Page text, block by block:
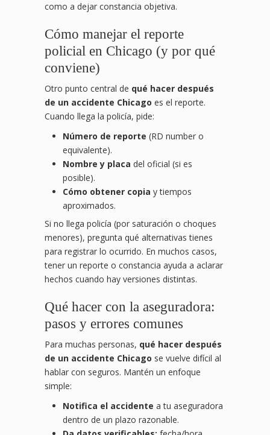
como a dejar constancia objetiva.
Cómo manejar el reporte
policial en Chicago (y por qué
conviene)
Otro punto central de qué hacer después
de un accidente Chicago es el reporte.
Cuando llega la policía, pide:
Número de reporte (RD number o
equivalente).
Nombre y placa del oficial (si es
posible).
Cómo obtener copia y tiempos
aproximados.
Si no llega policía (por saturación o choques
menores), pregunta qué alternativas tienes
para registrar lo ocurrido. En muchos casos,
tener un reporte o constancia ayuda a aclarar
hechos cuando hay versiones distintas.
Qué hacer con la aseguradora:
pasos y errores comunes
Para muchas personas, qué hacer después
de un accidente Chicago se vuelve difícil al
hablar con seguros. Mantén un enfoque
simple:
Notifica el accidente a tu aseguradora
dentro de un plazo razonable.